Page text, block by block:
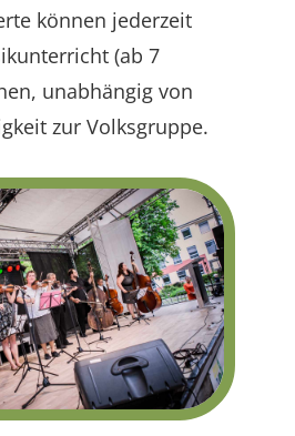
können jederzeit
(ab 7
unabhängig von
zur Volksgruppe.